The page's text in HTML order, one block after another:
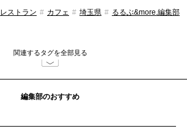
レストラン カフェ 埼玉県 るるぶ&more.編集部
関連するタグを全部見る
編集部のおすすめ